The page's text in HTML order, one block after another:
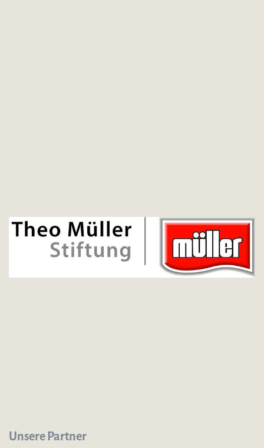
Unsere Partner